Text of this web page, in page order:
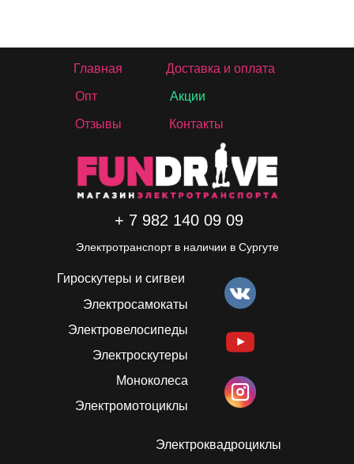
Гироскутеры и сигвеи
Электросамокаты
Электровелосипеды
Электроскутеры
Моноколеса
Электромотоциклы
Электроквадроциклы
Главная Доставка и оплата
Опт
Отзывы
Акции
Контакты
+ 7 982 140 09 09
Электротранспорт в наличии в Сургуте